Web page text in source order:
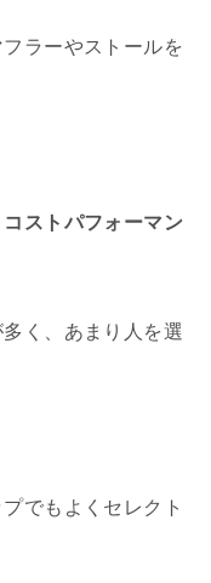
ラーやストールを
ストパフォーマン
く、あまり人を選
でもよくセレクト